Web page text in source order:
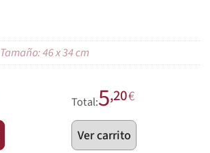
Tamaño: 46 x 34 cm
Total:5,20€
Ver carrito